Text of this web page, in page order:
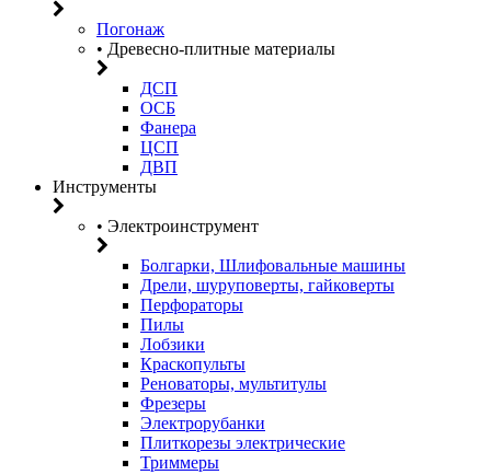
Погонаж
• Древесно-плитные материалы
ДСП
ОСБ
Фанера
ЦСП
ДВП
Инструменты
• Электроинструмент
Болгарки, Шлифовальные машины
Дрели, шуруповерты, гайковерты
Перфораторы
Пилы
Лобзики
Краскопульты
Реноваторы, мультитулы
Фрезеры
Электрорубанки
Плиткорезы электрические
Триммеры